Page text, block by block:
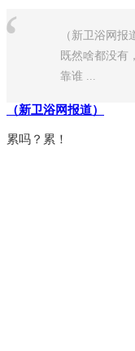
（新卫浴网
既然啥都没有
靠谁 ...
（新卫浴网报道）
累吗？累！